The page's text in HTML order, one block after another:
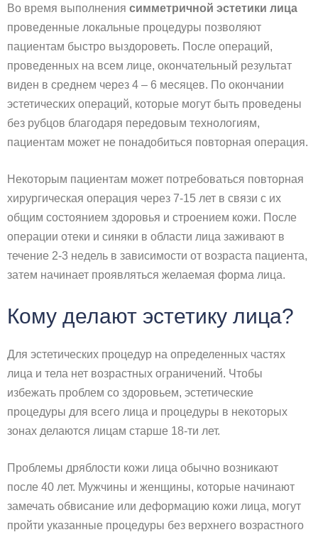
Во время выполнения симметричной эстетики лица
проведенные локальные процедуры позволяют
пациентам быстро выздороветь. После операций,
проведенных на всем лице, окончательный результат
виден в среднем через 4 – 6 месяцев. По окончании
эстетических операций, которые могут быть проведены
без рубцов благодаря передовым технологиям,
пациентам может не понадобиться повторная операция.
Некоторым пациентам может потребоваться повторная
хирургическая операция через 7-15 лет в связи с их
общим состоянием здоровья и строением кожи. После
операции отеки и синяки в области лица заживают в
течение 2-3 недель в зависимости от возраста пациента,
затем начинает проявляться желаемая форма лица.
Кому делают эстетику лица?
Для эстетических процедур на определенных частях
лица и тела нет возрастных ограничений. Чтобы
избежать проблем со здоровьем, эстетические
процедуры для всего лица и процедуры в некоторых
зонах делаются лицам старше 18-ти лет.
Проблемы дряблости кожи лица обычно возникают
после 40 лет. Мужчины и женщины, которые начинают
замечать обвисание или деформацию кожи лица, могут
пройти указанные процедуры без верхнего возрастного